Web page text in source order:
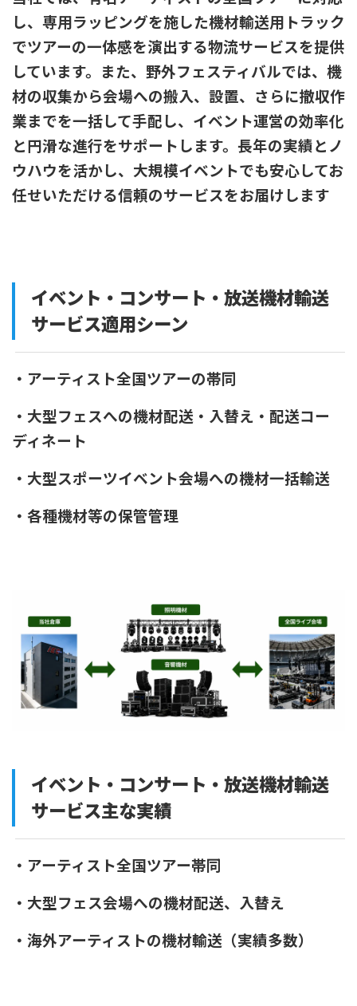
し、専用ラッピングを施した機材輸送用トラック
でツアーの一体感を演出する物流サービスを提供
しています。また、野外フェスティバルでは、機
材の収集から会場への搬入、設置、さらに撤収作
業までを一括して手配し、イベント運営の効率化
と円滑な進行をサポートします。長年の実績とノ
ウハウを活かし、大規模イベントでも安心してお
任せいただける信頼のサービスをお届けします
イベント・コンサート・放送機材輸送
サービス適用シーン
・アーティスト全国ツアーの帯同
・大型フェスへの機材配送・入替え・配送コー
ディネート
・大型スポーツイベント会場への機材一括輸送
・各種機材等の保管管理
イベント・コンサート・放送機材輸送
サービス主な実績
・アーティスト全国ツアー帯同
・大型フェス会場への機材配送、入替え
・海外アーティストの機材輸送（実績多数）